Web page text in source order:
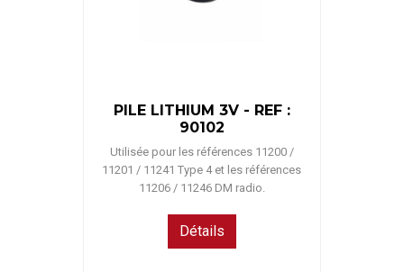
PILE LITHIUM 3V - REF :
90102
Utilisée pour les références 11200 /
11201 / 11241 Type 4 et les références
11206 / 11246 DM radio.
Détails